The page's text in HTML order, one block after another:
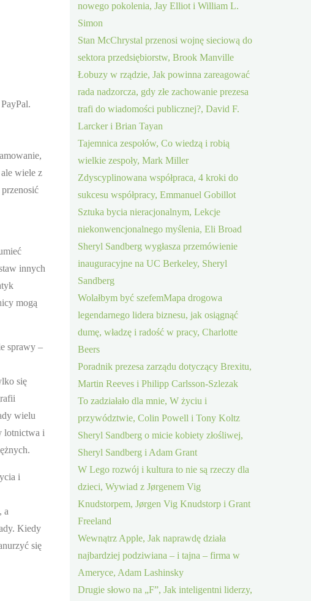
wiele z
innych
mogą
sprawy –
się
wielu
lotnictwa i
i
a
Kiedy
się
nowego pokolenia, Jay Elliot i William L.
Simon
Stan McChrystal przenosi wojnę sieciową do
sektora przedsiębiorstw, Brook Manville
Łobuzy w rządzie, Jak powinna zareagować
rada nadzorcza, gdy złe zachowanie prezesa
trafi do wiadomości publicznej?, David F.
Larcker i Brian Tayan
Tajemnica zespołów, Co wiedzą i robią
wielkie zespoły, Mark Miller
Zdyscyplinowana współpraca, 4 kroki do
sukcesu współpracy, Emmanuel Gobillot
Sztuka bycia nieracjonalnym, Lekcje
niekonwencjonalnego myślenia, Eli Broad
Sheryl Sandberg wygłasza przemówienie
inauguracyjne na UC Berkeley, Sheryl
Sandberg
Wolałbym być szefemMapa drogowa
legendarnego lidera biznesu, jak osiągnąć
dumę, władzę i radość w pracy, Charlotte
Beers
Poradnik prezesa zarządu dotyczący Brexitu,
Martin Reeves i Philipp Carlsson-Szlezak
To zadziałało dla mnie, W życiu i
przywództwie, Colin Powell i Tony Koltz
Sheryl Sandberg o micie kobiety złośliwej,
Sheryl Sandberg i Adam Grant
W Lego rozwój i kultura to nie są rzeczy dla
dzieci, Wywiad z Jørgenem Vig
Knudstorpem, Jørgen Vig Knudstorp i Grant
Freeland
Wewnątrz Apple, Jak naprawdę działa
najbardziej podziwiana – i tajna – firma w
Ameryce, Adam Lashinsky
Drugie słowo na „F”, Jak inteligentni liderzy,